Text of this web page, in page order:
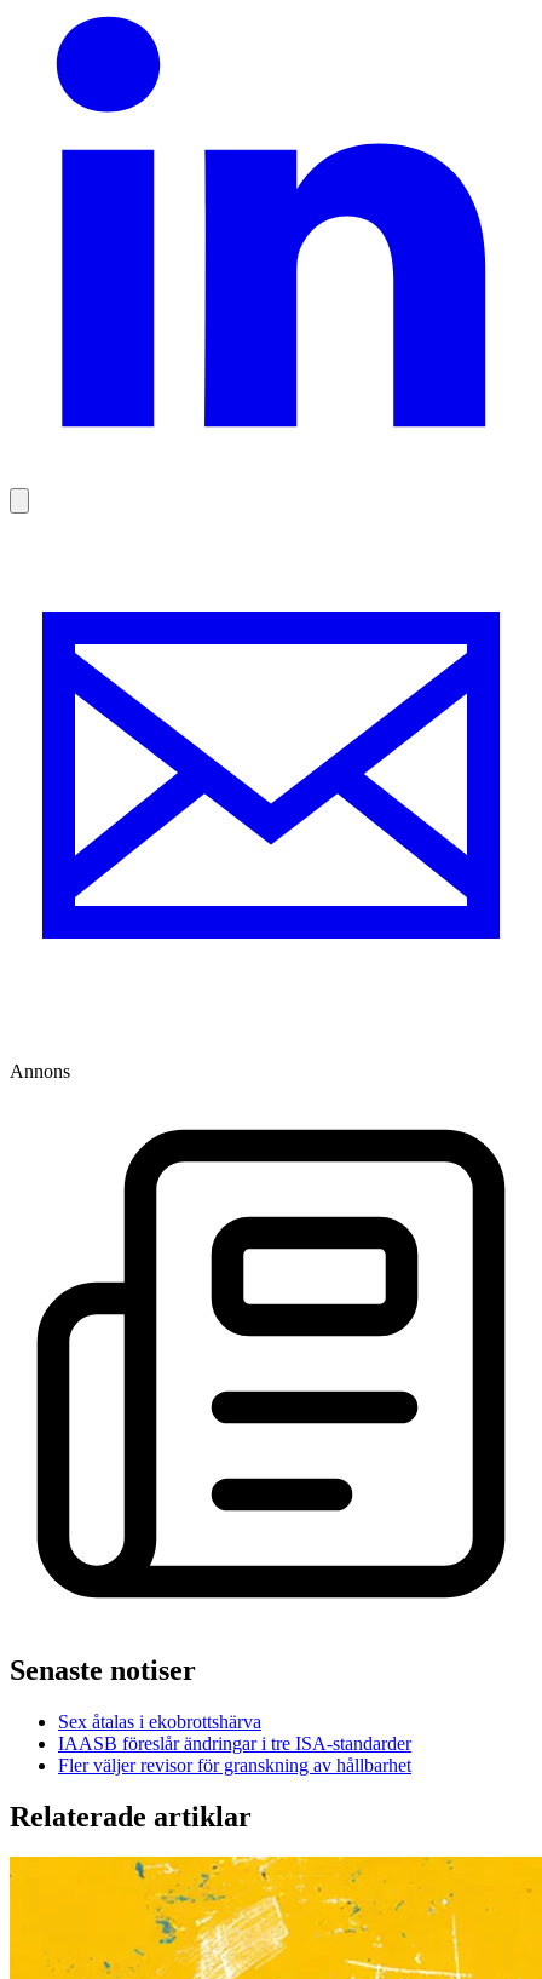
Annons
Senaste notiser
Sex åtalas i ekobrottshärva
IAASB föreslår ändringar i tre ISA-standarder
Fler väljer revisor för granskning av hållbarhet
Relaterade artiklar